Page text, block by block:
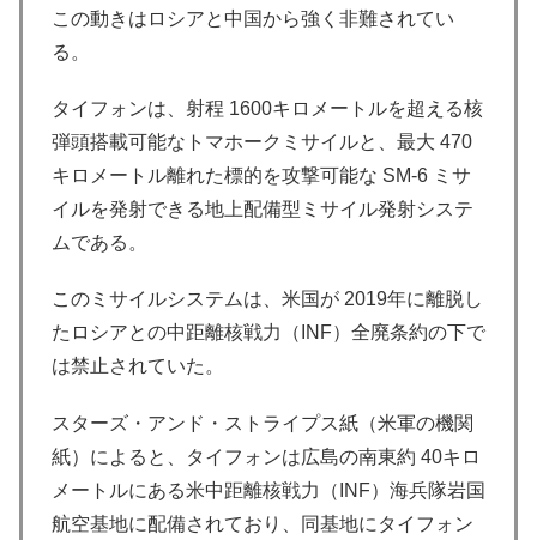
この動きはロシアと中国から強く非難されてい
る。
タイフォンは、射程 1600キロメートルを超える核
弾頭搭載可能なトマホークミサイルと、最大 470
キロメートル離れた標的を攻撃可能な SM-6 ミサ
イルを発射できる地上配備型ミサイル発射システ
ムである。
このミサイルシステムは、米国が 2019年に離脱し
たロシアとの中距離核戦力（INF）全廃条約の下で
は禁止されていた。
スターズ・アンド・ストライプス紙（米軍の機関
紙）によると、タイフォンは広島の南東約 40キロ
メートルにある米中距離核戦力（INF）海兵隊岩国
航空基地に配備されており、同基地にタイフォン